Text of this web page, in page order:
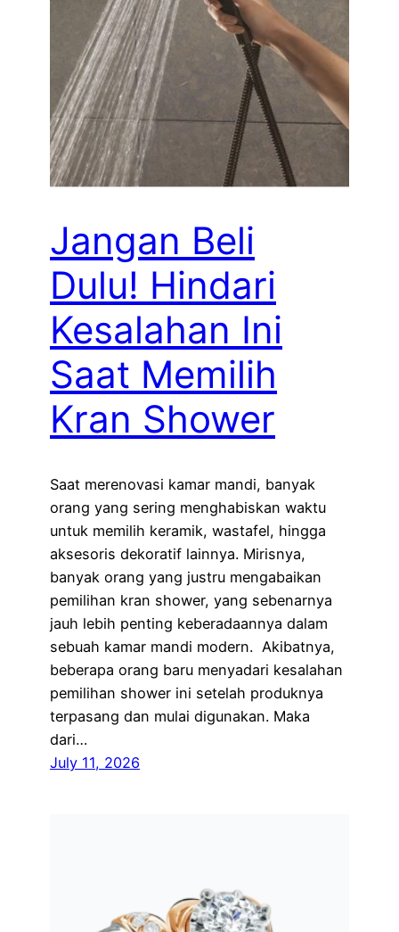
Jangan Beli
Dulu! Hindari
Kesalahan Ini
Saat Memilih
Kran Shower
Saat merenovasi kamar mandi, banyak
orang yang sering menghabiskan waktu
untuk memilih keramik, wastafel, hingga
aksesoris dekoratif lainnya. Mirisnya,
banyak orang yang justru mengabaikan
pemilihan kran shower, yang sebenarnya
jauh lebih penting keberadaannya dalam
sebuah kamar mandi modern. Akibatnya,
beberapa orang baru menyadari kesalahan
pemilihan shower ini setelah produknya
terpasang dan mulai digunakan. Maka
dari…
July 11, 2026